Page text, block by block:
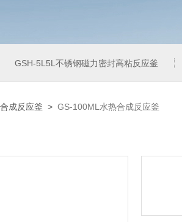
GSH-5L5L不锈钢磁力密封高粘反应釜
成反应釜 > GS-100ML水热合成反应釜